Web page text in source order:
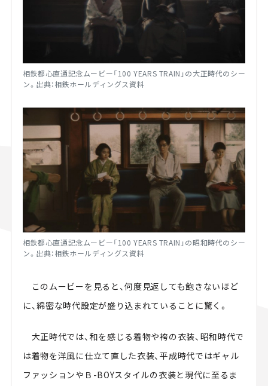
相鉄都心直通記念ムービー「100 YEARS TRAIN」の大正時代のシー
ン。出典：相鉄ホールディングス資料
相鉄都心直通記念ムービー「100 YEARS TRAIN」の昭和時代のシー
ン。出典：相鉄ホールディングス資料
このムービーを見ると、何度見返しても飽きないほど
に、綿密な時代設定が盛り込まれていることに驚く。
大正時代では、和を感じる着物や袴の衣装、昭和時代で
は着物を洋風に仕立て直した衣装、平成時代ではギャル
ファッションやＢ-BOYスタイルの衣装と現代に至るま